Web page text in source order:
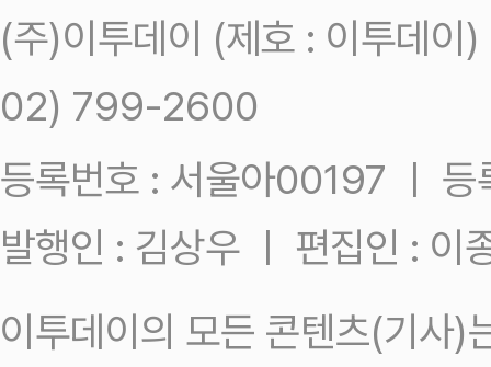
(주)이투데이 (제호 : 이투데
02) 799-2600
등록번호 : 서울아00197 ㅣ
발행인 : 김상우 ㅣ 편집인 : 이
이투데이의 모든 콘텐츠(기사)